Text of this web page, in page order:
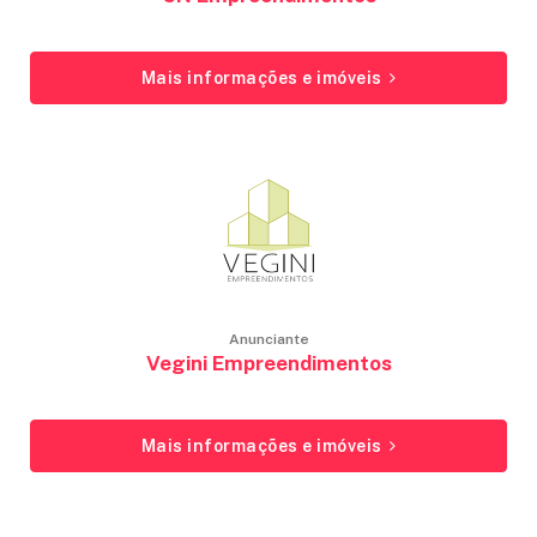
Mais informações e imóveis
Anunciante
Vegini Empreendimentos
Mais informações e imóveis